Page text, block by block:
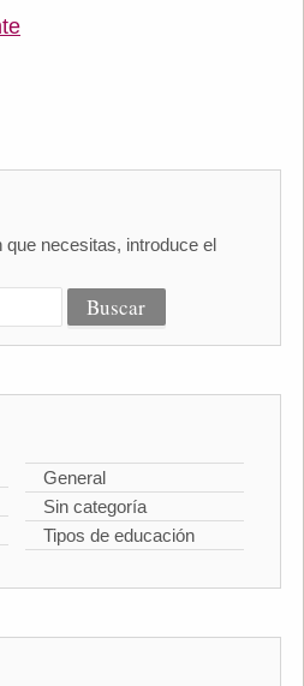
necesitas, introduce el
General
Sin categoría
Tipos de educación